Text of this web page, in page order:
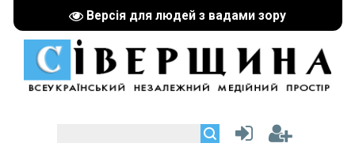
Версія для людей з вадами зору